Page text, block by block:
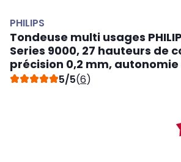
PHILIPS
Tondeuse multi usages
Series 9000, 27 hauteurs de
précision 0,2 mm, autonomie
5/5(6)